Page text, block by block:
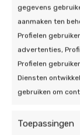
gegevens
aanmaken ten
Profielen
advertenties,
Profielen
Diensten
gebruiken om
Toepassingen
Ja, vrijwel
woont of in
van een
Bij
installatie